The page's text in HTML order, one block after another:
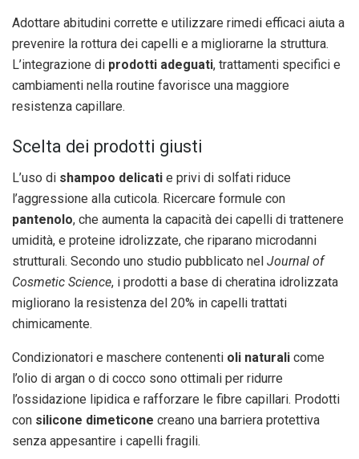
Adottare abitudini corrette e utilizzare rimedi efficaci aiuta a
prevenire la rottura dei capelli e a migliorarne la struttura.
L’integrazione di prodotti adeguati, trattamenti specifici e
cambiamenti nella routine favorisce una maggiore
resistenza capillare.
Scelta dei prodotti giusti
L’uso di shampoo delicati e privi di solfati riduce
l’aggressione alla cuticola. Ricercare formule con
pantenolo, che aumenta la capacità dei capelli di trattenere
umidità, e proteine idrolizzate, che riparano microdanni
strutturali. Secondo uno studio pubblicato nel Journal of
Cosmetic Science, i prodotti a base di cheratina idrolizzata
migliorano la resistenza del 20% in capelli trattati
chimicamente.
Condizionatori e maschere contenenti oli naturali come
l’olio di argan o di cocco sono ottimali per ridurre
l’ossidazione lipidica e rafforzare le fibre capillari. Prodotti
con silicone dimeticone creano una barriera protettiva
senza appesantire i capelli fragili.